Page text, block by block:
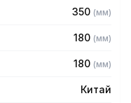
350 (мм)
180 (мм)
180 (мм)
Китай